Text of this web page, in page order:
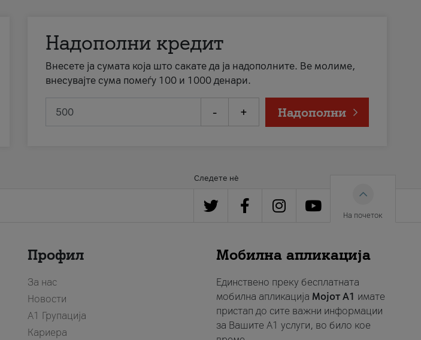
Надополни кредит
Внесете ја сумата која што сакате да ја надополните. Ве молиме,
внесувајте сума помеѓу 100 и 1000 денари.
- + Надополни
Следете нè
На почеток
Профил
За нас
Новости
А1 Групација
Кариера
Мобилна апликација
Единствено преку бесплатната
мобилна апликација Мојот A1 имате
пристап до сите важни информации
за Вашите A1 услуги, во било кое